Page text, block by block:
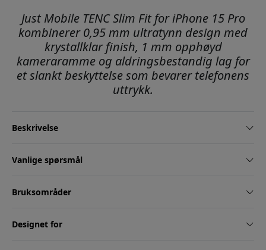
Just Mobile TENC Slim Fit for iPhone 15 Pro
kombinerer 0,95 mm ultratynn design med
krystallklar finish, 1 mm opphøyd
kameraramme og aldringsbestandig lag for
et slankt beskyttelse som bevarer telefonens
uttrykk.
Beskrivelse
Vanlige spørsmål
Bruksområder
Designet for